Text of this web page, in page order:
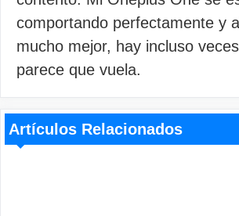
comportando perfectamente y
mucho mejor, hay incluso
parece que vuela.
Artículos Relacionados